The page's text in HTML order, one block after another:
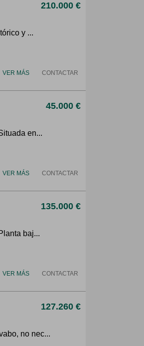
210.000 €
y ...
CONTACTAR
VER MÁS
45.000 €
en...
CONTACTAR
VER MÁS
135.000 €
baj...
CONTACTAR
VER MÁS
127.260 €
no nec...